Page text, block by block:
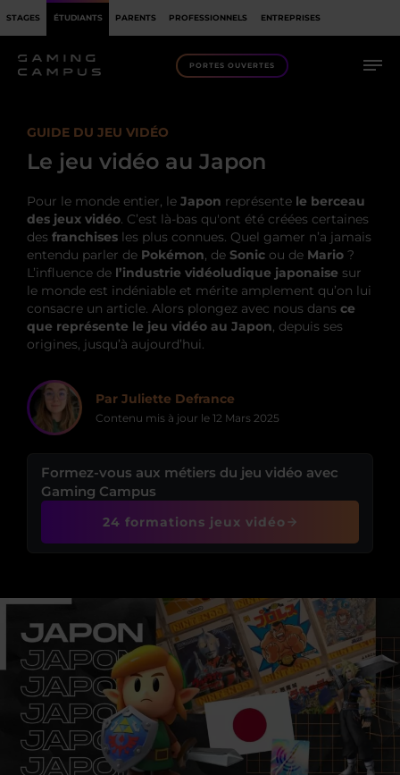
STAGES ÉTUDIANTS PARENTS PROFESSIONNELS ENTREPRISES
PORTES OUVERTES
GUIDE DU JEU VIDÉO
Le jeu vidéo au Japon
Pour le monde entier, le Japon représente le berceau
des jeux vidéo. C’est là-bas qu'ont été créées certaines
des franchises les plus connues. Quel gamer n’a jamais
entendu parler de Pokémon, de Sonic ou de Mario ?
L’influence de l’industrie vidéoludique japonaise sur
le monde est indéniable et mérite amplement qu’on lui
consacre un article. Alors plongez avec nous dans ce
que représente le jeu vidéo au Japon, depuis ses
origines, jusqu’à aujourd’hui.
Par Juliette Defrance
Contenu mis à jour le 12 Mars 2025
Formez-vous aux métiers du jeu vidéo avec
Gaming Campus
24 formations jeux vidéo